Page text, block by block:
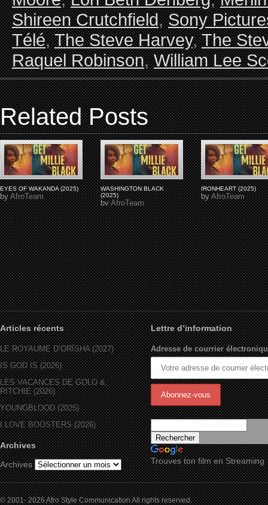
Shireen Crutchfield,Sony
Télé,The Steve Harvey,The
Raquel Robinson,William Lee
Related Posts
EYES OF WAKANDA (2025)
byAfroTeam
WASHINGTON BLACK
(2025)
byAfroTeam
IRONHEART (2025)
byAfroTeam
Articles récents
LE ROYAUME D’ORÏSHA (2027)
IS GOD IS (2026)
LES VACANCES DE GOLO &
RITCHIE (2026)
YOUNGBLOOD (2025)
I LOVE BOOSTERS (2026)
Archives
Archives
Lettre d’information
Adresse de courrier
Trouves ton film en Streaming
© 2001- 2026 Afro Style Communication All rights reserved.